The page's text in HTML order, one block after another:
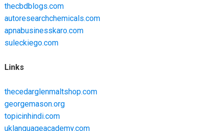
thecbdblogs.com
autoresearchchemicals.com
apnabusinesskaro.com
suleckiego.com
Links
thecedarglenmaltshop.com
georgemason.org
topicinhindi.com
uklanguageacademy.com